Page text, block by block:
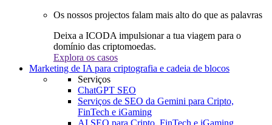
Os nossos projectos falam mais alto do que as palavras
Deixa a ICODA impulsionar a tua viagem para o
domínio das criptomoedas.
Explora os casos
Marketing de IA para criptografia e cadeia de blocos
Serviços
ChatGPT SEO
Serviços de SEO da Gemini para Cripto,
FinTech e iGaming
AI SEO para Cripto, FinTech e iGaming